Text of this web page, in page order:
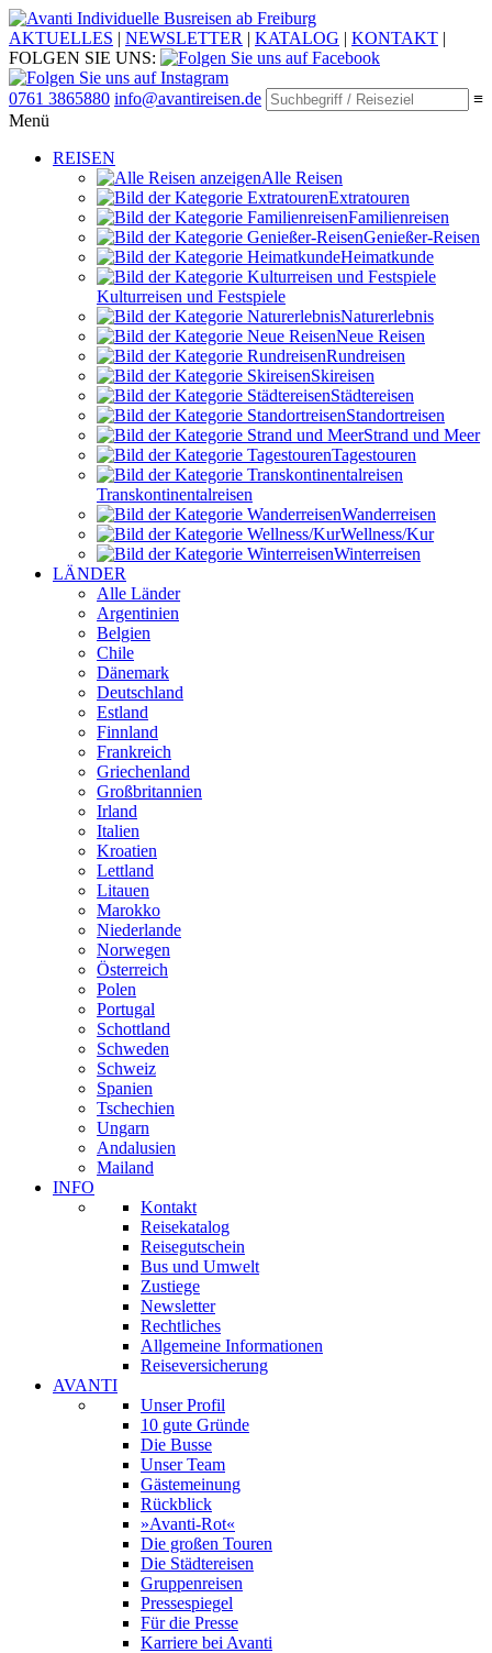
Individuelle Busreisen ab Freiburg
AKTUELLES | NEWSLETTER | KATALOG | KONTAKT |
FOLGEN SIE UNS:
0761 3865880 info@avantireisen.de
≡
Menü
REISEN
Alle Reisen
Extratouren
Familien­reisen
Genießer-Reisen
Heimatkunde
Kultur­reisen und Festspiele
Naturerlebnis
Neue Reisen
Rund­reisen
Ski­reisen
Städte­reisen
Standort­reisen
Strand und Meer
Tagestouren
Transkontinental­reisen
Wander­reisen
Wellness/Kur
Winter­reisen
LÄNDER
Alle Länder
Argentinien
Belgien
Chile
Dänemark
Deutschland
Estland
Finnland
Frankreich
Griechenland
Großbritannien
Irland
Italien
Kroatien
Lettland
Litauen
Marokko
Niederlande
Norwegen
Österreich
Polen
Portugal
Schottland
Schweden
Schweiz
Spanien
Tschechien
Ungarn
Andalusien
Mailand
INFO
Kontakt
Reisekatalog
Reisegutschein
Bus und Umwelt
Zustiege
Newsletter
Rechtliches
Allgemeine Informationen
Reiseversicherung
AVANTI
Unser Profil
10 gute Gründe
Die Busse
Unser Team
Gästemeinung
Rückblick
»Avanti-Rot«
Die großen Touren
Die Städtereisen
Gruppenreisen
Pressespiegel
Für die Presse
Karriere bei Avanti